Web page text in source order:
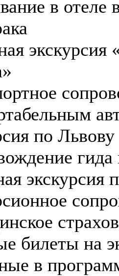
в отеле
экскурсия
по Львову
экскурсия
билеты на
в